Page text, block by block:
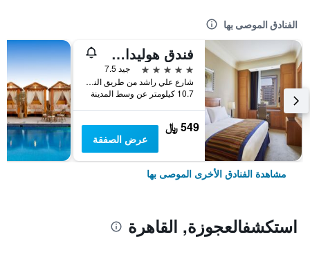
الفنادق الموصى بها
فندق هوليداي إن سيتي ستارز، أحد الفنادق من مجموعة فنادق إنتركونتيننتال
5 نجوم
جيد 7.5
شارع علي راشد من طريق النصر, القاهرة, مصر
10.7 كيلومتر عن وسط المدينة
549 ﷼
عرض الصفقة
مشاهدة الفنادق الأخرى الموصى بها
استكشفالعجوزة, القاهرة